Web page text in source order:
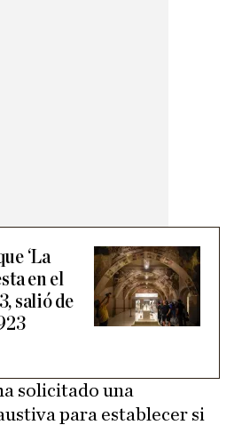
‘La
en el
salió de
solicitado una
para establecer si